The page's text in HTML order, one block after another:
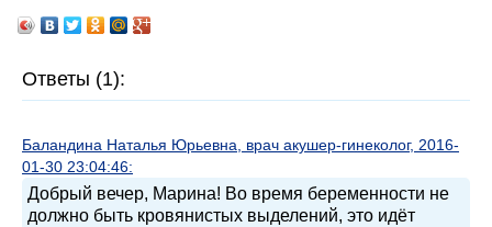
Ответы (1):
Баландина Наталья Юрьевна, врач акушер-гинеколог, 2016-
01-30 23:04:46:
Добрый вечер, Марина! Во время беременности не
должно быть кровянистых выделений, это идёт